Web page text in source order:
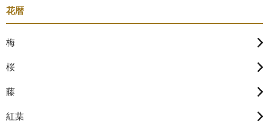
花暦
梅
桜
藤
紅葉